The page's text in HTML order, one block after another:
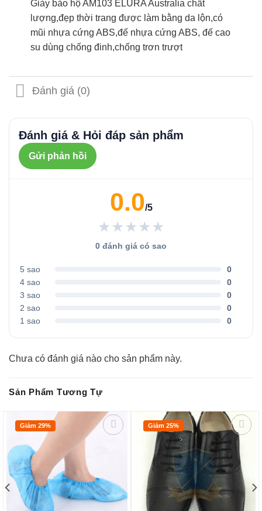
Giày bảo hộ AM103 ELURA Australia chất
lượng,đẹp thời trang được làm bằng da lộn,có
mũi nhựa cứng ABS,đế nhựa cứng ABS, đế cao
su dùng chống đinh,chống trơn trượt
Đánh giá (0)
Đánh giá & Hỏi đáp sản phẩm
Gửi phản hồi
0.0/5
★★★★★
0 đánh giá có sao
5 sao
0
4 sao
0
3 sao
0
2 sao
0
1 sao
0
Chưa có đánh giá nào cho sản phẩm này.
Sản Phẩm Tương Tự
Giảm 29% Giảm 25%